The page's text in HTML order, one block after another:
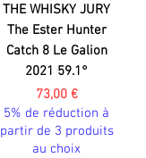
THE WHISKY JURY
The Ester Hunter
Catch 8 Le Galion
2021 59.1°
Prix
73,00 €
5% de réduction à
partir de 3 produits
au choix